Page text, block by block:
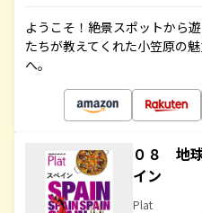
ようこそ！絶景スポットから
たちが教えてくれた小笠原の
へ。
０８ 地
イン
Plat